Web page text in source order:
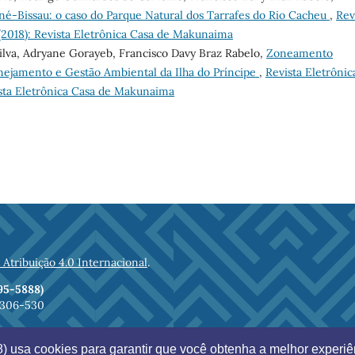
cookies para garantir que você obtenha a melhor
Bissau: o caso do Parque Natural dos Tarrafes do Rio Cacheu ,
Revista Eletrônica Casa de Makunaima
Adryane Gorayeb, Francisco Davy Braz Rabelo, Zoneamento
e Gestão Ambiental da Ilha do Príncipe , Revista
Eletrônica Casa de Makunaima
4.0 Internacional.
5888)
530